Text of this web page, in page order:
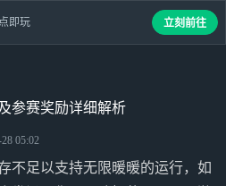
参赛奖励详细解析
05:02
不足以支持无限暖暖的运行，如
即玩 立刻前往